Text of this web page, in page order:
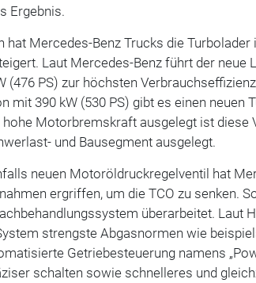
Ergebnis.
hat Mercedes-Benz Trucks die Turbolader
Laut Mercedes-Benz führt der neue
(476 PS) zur höchsten
mit 390 kW (530 PS) gibt es einen neuen
hohe Motorbremskraft ausgelegt ist diese
und Bausegment ausgelegt.
neuen Motoröldruckregelventil hat
ergriffen, um die TCO zu senken.
überarbeitet. Laut
strengste Abgasnormen wie
Getriebesteuerung namens
schalten sowie schnelleres und